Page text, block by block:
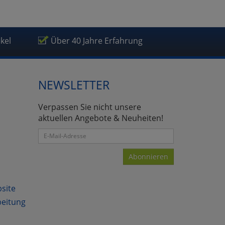
Über 40 Jahre Erfahrung
NEWSLETTER
Verpassen Sie nicht unsere
aktuellen Angebote & Neuheiten!
Abonnieren